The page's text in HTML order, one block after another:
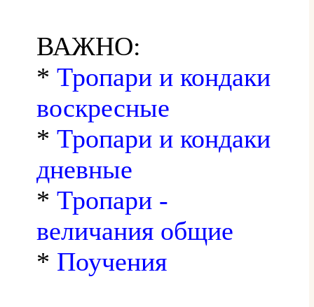
ВАЖНО:
* Тропари и кондаки
воскресные
* Тропари и кондаки
дневные
* Тропари -
величания общие
* Поучения